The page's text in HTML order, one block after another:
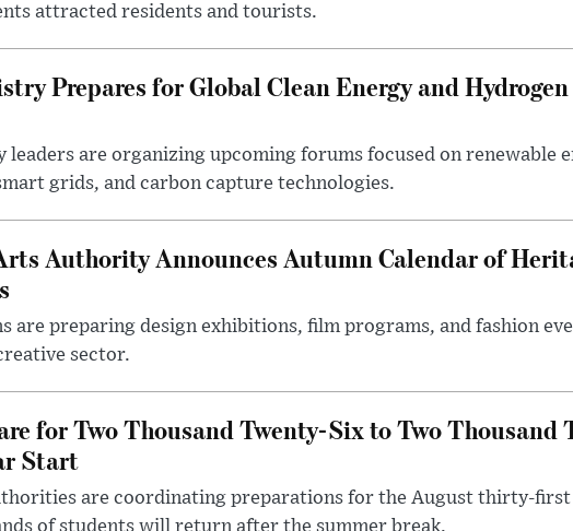
attracted residents and tourists.
Prepares for Global Clean Energy and Hydrogen
leaders are organizing upcoming forums focused on renewable
grids, and carbon capture technologies.
Authority Announces Autumn Calendar of
are preparing design exhibitions, film programs, and fashion
sector.
for Two Thousand Twenty-Six to Two Thousand
Start
are coordinating preparations for the August thirty-
of students will return after the summer break.